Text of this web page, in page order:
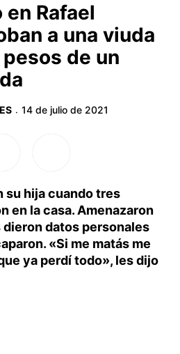
Rafael
a una viuda
de un
· 14 de julio de 2021
su hija cuando tres
en la casa. Amenazaron
datos personales
«Si me matás me
ya perdí todo», les dijo